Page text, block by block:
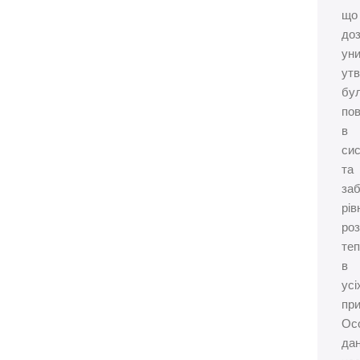
що
в
та
в